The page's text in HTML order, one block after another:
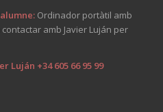
Ordinador portàtil amb
amb Javier Luján per
Luján +34 605 66 95 99